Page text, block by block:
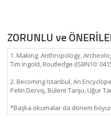
ZORUNLU ve
1. Making: Anthropology,
Tim Ingold, Routledge (ISBN10:
2. Becoming Istanbul, An
Pelin Derviş, Bülent Tanju, Uğur
*Başka okumalar da dönem